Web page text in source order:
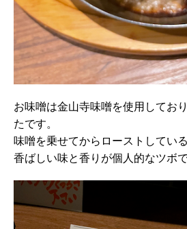
お味噌は金山寺味噌を使用してお
たです。
味噌を乗せてからローストしてい
香ばしい味と香りが個人的なツボで